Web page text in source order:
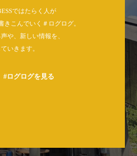
ではたらく人が
きこんでいく＃ログログ。
や、新しい情報を、
いきます。
#ログログを見る